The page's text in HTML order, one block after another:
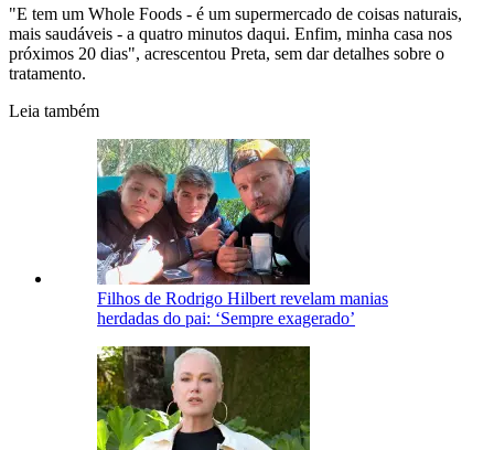
"E tem um Whole Foods - é um supermercado de coisas naturais,
mais saudáveis - a quatro minutos daqui. Enfim, minha casa nos
próximos 20 dias", acrescentou Preta, sem dar detalhes sobre o
tratamento.
Leia também
Filhos de Rodrigo Hilbert revelam manias
herdadas do pai: ‘Sempre exagerado’